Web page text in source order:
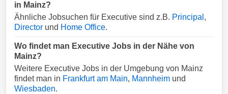
in Mainz?
Ähnliche Jobsuchen für Executive sind z.B. Principal ,
Director und Home Office.
Wo findet man Executive Jobs in der Nähe von
Mainz?
Weitere Executive Jobs in der Umgebung von Mainz
findet man in Frankfurt am Main, Mannheim und
Wiesbaden.